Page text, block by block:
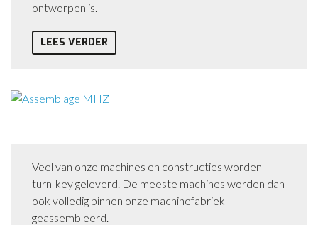
ontworpen is.
LEES VERDER
Veel van onze machines en constructies worden
turn-key geleverd. De meeste machines worden dan
ook volledig binnen onze machinefabriek
geassembleerd.